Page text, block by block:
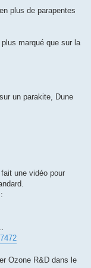
plus de parapentes
marqué que sur la
un parakite, Dune
une vidéo pour
Ozone R&D dans le